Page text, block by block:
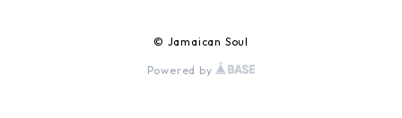
© Jamaican Soul
Powered by